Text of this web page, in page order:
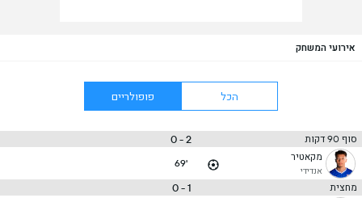
אירועי המשחק
הכל פופולריים
סוף 90 דקות 2 - 0
מקאטיר
אנדידי
69'
מחצית 1 - 0